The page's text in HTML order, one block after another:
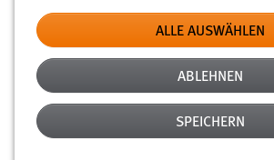
Typ
Erstellungsdatum
Alter
ALLE AUSWÄHLEN
ABLEHNEN
SPEICHERN